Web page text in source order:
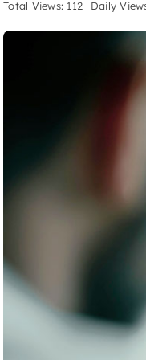
Total Views: 112 Daily